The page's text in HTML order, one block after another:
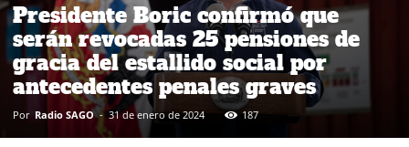
Presidente Boric confirmó que
serán revocadas 25 pensiones de
gracia del estallido social por
antecedentes penales graves
Por Radio SAGO - 31 de enero de 2024 187